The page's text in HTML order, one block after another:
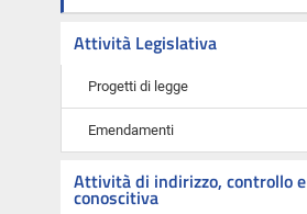
Attività Legislativa
Progetti di legge
Emendamenti
Attività di indirizzo, controllo e
conoscitiva